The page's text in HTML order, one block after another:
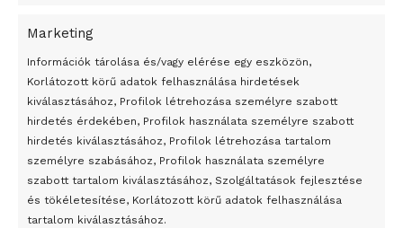
Marketing
Információk tárolása és/vagy elérése egy eszközön,
Korlátozott körű adatok felhasználása hirdetések
kiválasztásához, Profilok létrehozása személyre szabott
hirdetés érdekében, Profilok használata személyre szabott
hirdetés kiválasztásához, Profilok létrehozása tartalom
személyre szabásához, Profilok használata személyre
szabott tartalom kiválasztásához, Szolgáltatások fejlesztése
és tökéletesítése, Korlátozott körű adatok felhasználása
tartalom kiválasztásához.
bemutató fotókiállítás nyílt
Megveszi az osztrák Wienerberger az amerikai Meridian
Bricket
A Startup Campus egyetemi programjainak legjobbjai az
okosváros és zöld energetikai ötletek lettek
A Ringo Starr új albummal jelentkezik
A Vajdasági Magyar Szövetség államtitkárait kinevezték